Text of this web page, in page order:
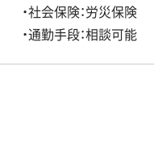
・社会保険：労災保険
・通勤手段：相談可能